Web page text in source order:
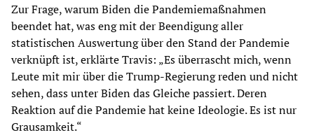
Zur Frage, warum Biden die Pandemiemaßnahmen
beendet hat, was eng mit der Beendigung aller
statistischen Auswertung über den Stand der Pandemie
verknüpft ist, erklärte Travis: „Es überrascht mich, wenn
Leute mit mir über die Trump-Regierung reden und nicht
sehen, dass unter Biden das Gleiche passiert. Deren
Reaktion auf die Pandemie hat keine Ideologie. Es ist nur
Grausamkeit.“